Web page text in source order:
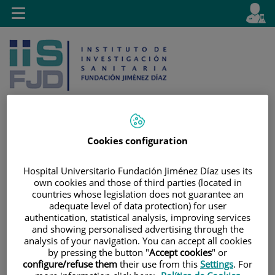
Saltar al contenido
contenido
idioma
activo
es
Toggle
navigation
Cookies configuration
Hospital Universitario Fundación Jiménez Díaz uses its
own cookies and those of third parties (located in
countries whose legislation does not guarantee an
adequate level of data protection) for user
authentication, statistical analysis, improving services
and showing personalised advertising through the
analysis of your navigation. You can accept all cookies
by pressing the button "Accept cookies" or
configure/refuse them their use from this Settings. For